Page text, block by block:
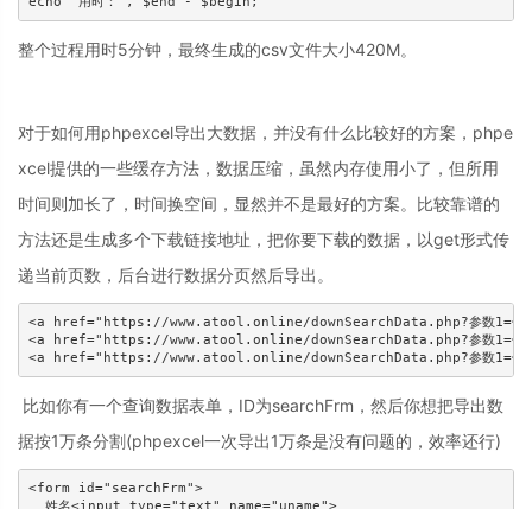
整个过程用时5分钟，最终生成的csv文件大小420M。
对于如何用phpexcel导出大数据，并没有什么比较好的方案，phpe
xcel提供的一些缓存方法，数据压缩，虽然内存使用小了，但所用
时间则加长了，时间换空间，显然并不是最好的方案。比较靠谱的
方法还是生成多个下载链接地址，把你要下载的数据，以get形式传
递当前页数，后台进行数据分页然后导出。
<a href="https://www.atool.online/downSearchData.php?参数1=值
<a href="https://www.atool.online/downSearchData.php?参数1=值
比如你有一个查询数据表单，ID为searchFrm，然后你想把导出数
据按1万条分割(phpexcel一次导出1万条是没有问题的，效率还行)
<form id="searchFrm">